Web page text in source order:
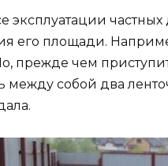
эксплуатации
его площади.
прежде чем
между собой два